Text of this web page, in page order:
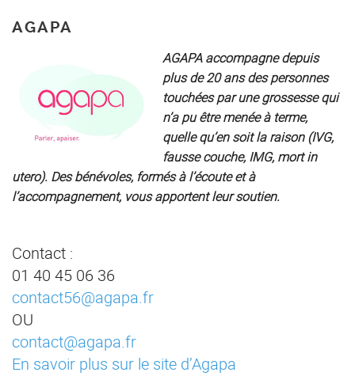
AGAPA
AGAPA accompagne depuis
plus de 20 ans des personnes
touchées par une grossesse qui
n’a pu être menée à terme,
quelle qu’en soit la raison (IVG,
fausse couche, IMG, mort in
utero). Des bénévoles, formés à l’écoute et à
l’accompagnement, vous apportent leur soutien.
Contact :
01 40 45 06 36
contact56@agapa.fr
OU
contact@agapa.fr
En savoir plus sur le site d’Agapa